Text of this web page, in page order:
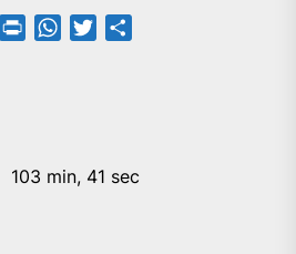
TelegramPrintFriendly
WhatsApp
Twitter
103 min, 41 sec